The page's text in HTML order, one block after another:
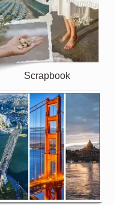
Scrapbook